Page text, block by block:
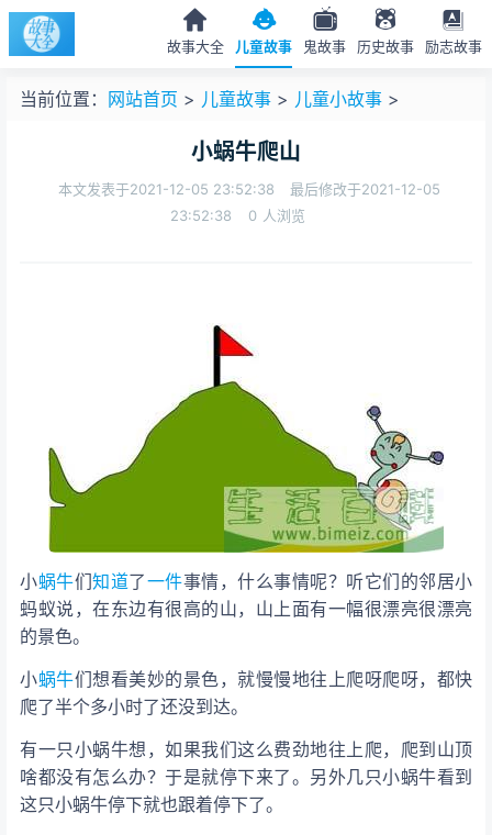
故事大全 儿童故事 鬼故事 历史故事 励志故事
当前位置： 网站首页 > 儿童故事 > 儿童小故事 >
小蜗牛爬山
本文发表于2021-12-05 23:52:38
最后修改于2021-12-05
23:52:38
0 人浏览
小蜗牛们知道了一件事情，什么事情呢？听它们的邻居小
蚂蚁说，在东边有很高的山，山上面有一幅很漂亮很漂亮
的景色。
小蜗牛们想看美妙的景色，就慢慢地往上爬呀爬呀，都快
爬了半个多小时了还没到达。
有一只小蜗牛想，如果我们这么费劲地往上爬，爬到山顶
啥都没有怎么办？于是就停下来了。另外几只小蜗牛看到
这只小蜗牛停下就也跟着停下了。